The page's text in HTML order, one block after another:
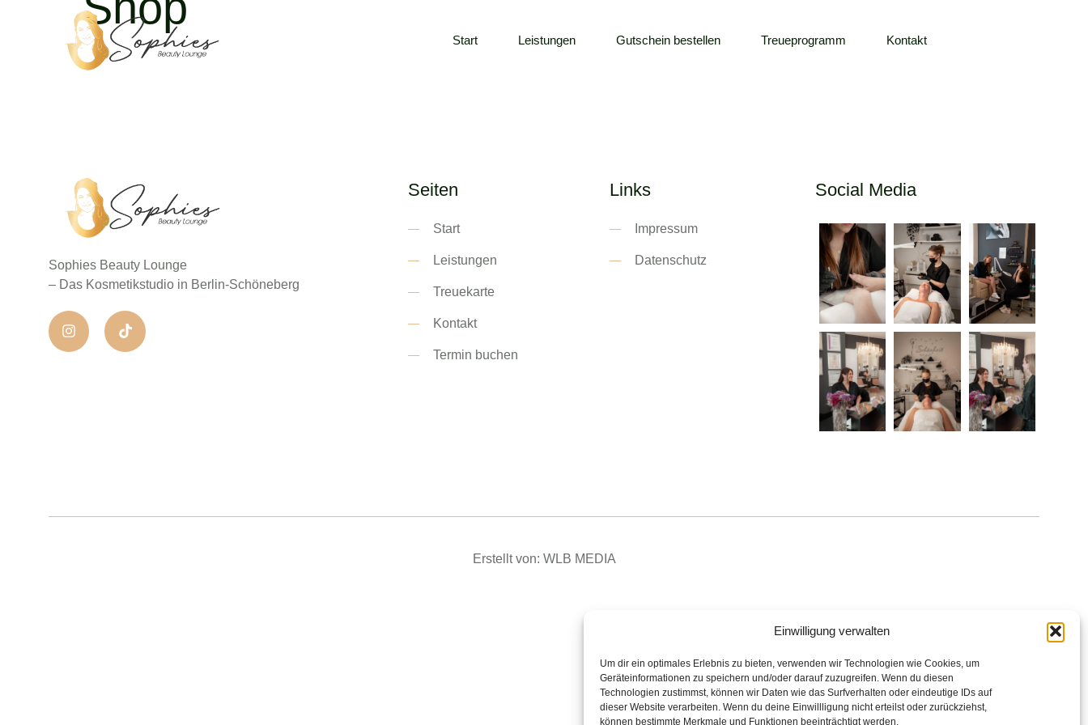
Einwilligung verwalten
Um dir ein optimales Erlebnis zu bieten, verwenden wir Technologien wie Cookies, um
Geräteinformationen zu speichern und/oder darauf zuzugreifen. Wenn du diesen
Technologien zustimmst, können wir Daten wie das Surfverhalten oder eindeutige IDs auf
dieser Website verarbeiten. Wenn du deine Einwillligung nicht erteilst oder zurückziehst,
können bestimmte Merkmale und Funktionen beeinträchtigt werden.
Start Leistungen Gutschein bestellen Treueprogramm Kontakt
Sophies Beauty Lounge
– Das Kosmetikstudio in Berlin-Schöneberg
Seiten
Start
Leistungen
Treuekarte
Kontakt
Termin buchen
Links
Impressum
Datenschutz
Social Media
Erstellt von: WLB MEDIA